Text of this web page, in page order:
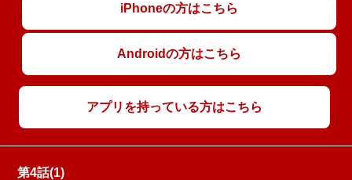
iPhoneの方はこちら
Androidの方はこちら
アプリを持っている方はこちら
第4話(1)